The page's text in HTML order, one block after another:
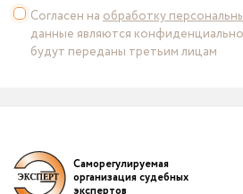
Согласен на обработку
данные являются
будут переданы третьим лицам
Саморегулируемая
организация судебных